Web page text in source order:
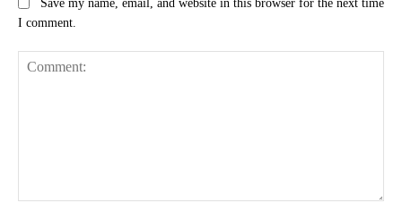
Save my name, email, and website in this browser for the next time
I comment.